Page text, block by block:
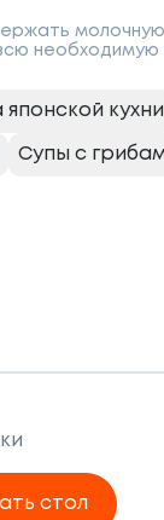
необходимую
японской кухни
Супы с
стол